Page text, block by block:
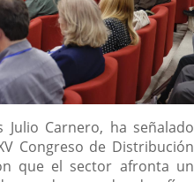
Julio Carnero, ha señalado
Congreso de Distribución
que el sector afronta un